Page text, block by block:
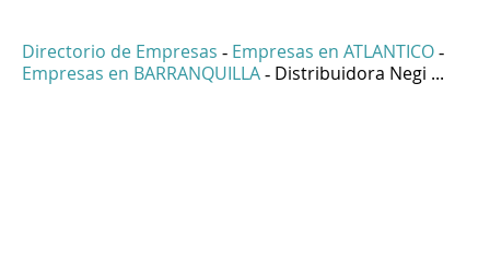
Directorio de Empresas - Empresas en ATLANTICO -
Empresas en BARRANQUILLA - Distribuidora Negi ...